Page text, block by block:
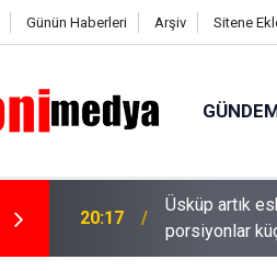
Günün Haberleri Arşiv Sitene
18:53 Tolga Sarıtaş